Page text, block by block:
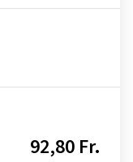
92,80 Fr.